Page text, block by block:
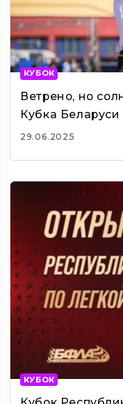
КУБОК
Ветрено, но
Кубка Беларуси
29.06.2025
КУБОК